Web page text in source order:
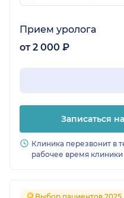
Прием уролога
от 2 000 ₽
Записаться
Клиника перезвонит в
рабочее время клиники